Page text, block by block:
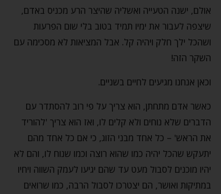
אולם, ישנה הטעייה ואשליה שהיצר הרע מכניס באדם,
שיצפה לעבור את ימיו תמיד בטוב בלי שום הפרעות
ושהכל ילך חלק ויהיה קל. אבל המציאות לא מסכימה עם
השקר הזה!
וכאן אנחנו מגיעים לחיים בשניים.
כאשר אדם מתחתן, הוא צריך על פי רוב להסתדר עם
הדברים שלא נוחים ולא קלים לו, ואז הוא צריך 'להוריד
את הראש' – כל אחד מבני הזוג, כי אם כל אחד מהם
יתעקש שהכל יהיה כמו שהוא רוצה וכמו שנוח לו, והם לא
יהיו מוכנים לסבול מעט עד שהם יגיעו לעמק השווה ויחיו
במתיקות ואושר, הם יצטרכו לסבול הרבה, כמו שרואים